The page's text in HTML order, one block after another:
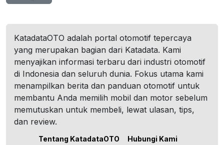
KatadataOTO adalah portal otomotif tepercaya
yang merupakan bagian dari Katadata. Kami
menyajikan informasi terbaru dari industri otomotif
di Indonesia dan seluruh dunia. Fokus utama kami
menampilkan berita dan panduan otomotif untuk
membantu Anda memilih mobil dan motor sebelum
memutuskan untuk membeli, lewat ulasan, tips,
dan review.
Tentang KatadataOTO Hubungi Kami